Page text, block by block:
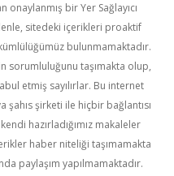
onaylanmış bir Yer Sağlayıcı
sitedeki içerikleri proaktif
bulunmamaktadır.
sorumluluğunu taşımakta olup,
etmiş sayılırlar. Bu internet
şirketi ile hiçbir bağlantısı
hazırladığımız makaleler
haber niteliği taşımamakta
paylaşım yapılmamaktadır.